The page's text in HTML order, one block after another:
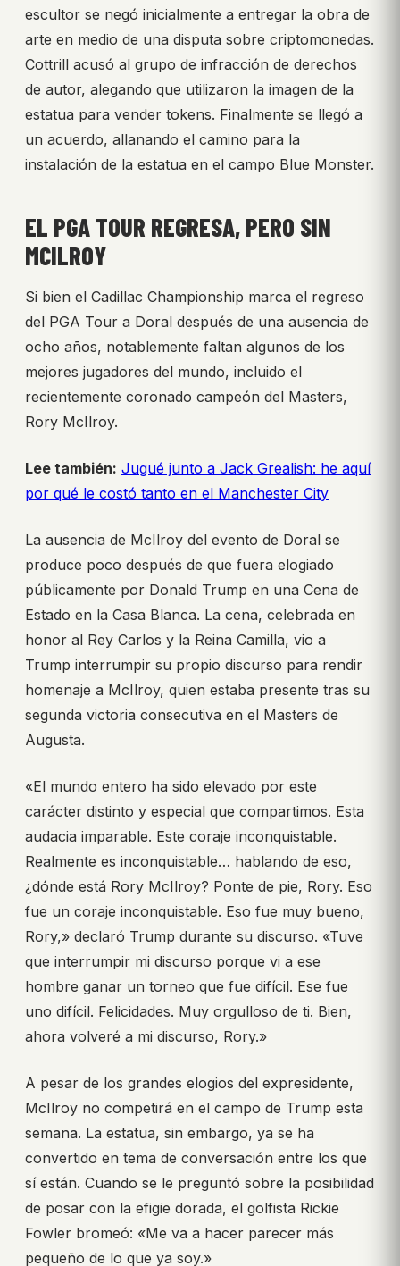
escultor se negó inicialmente a entregar la obra de
arte en medio de una disputa sobre criptomonedas.
Cottrill acusó al grupo de infracción de derechos
de autor, alegando que utilizaron la imagen de la
estatua para vender tokens. Finalmente se llegó a
un acuerdo, allanando el camino para la
instalación de la estatua en el campo Blue Monster.
EL PGA TOUR REGRESA, PERO SIN
MCILROY
Si bien el Cadillac Championship marca el regreso
del PGA Tour a Doral después de una ausencia de
ocho años, notablemente faltan algunos de los
mejores jugadores del mundo, incluido el
recientemente coronado campeón del Masters,
Rory McIlroy.
Lee también: Jugué junto a Jack Grealish: he aquí
por qué le costó tanto en el Manchester City
La ausencia de McIlroy del evento de Doral se
produce poco después de que fuera elogiado
públicamente por Donald Trump en una Cena de
Estado en la Casa Blanca. La cena, celebrada en
honor al Rey Carlos y la Reina Camilla, vio a
Trump interrumpir su propio discurso para rendir
homenaje a McIlroy, quien estaba presente tras su
segunda victoria consecutiva en el Masters de
Augusta.
«El mundo entero ha sido elevado por este
carácter distinto y especial que compartimos. Esta
audacia imparable. Este coraje inconquistable.
Realmente es inconquistable… hablando de eso,
¿dónde está Rory McIlroy? Ponte de pie, Rory. Eso
fue un coraje inconquistable. Eso fue muy bueno,
Rory,» declaró Trump durante su discurso. «Tuve
que interrumpir mi discurso porque vi a ese
hombre ganar un torneo que fue difícil. Ese fue
uno difícil. Felicidades. Muy orgulloso de ti. Bien,
ahora volveré a mi discurso, Rory.»
A pesar de los grandes elogios del expresidente,
McIlroy no competirá en el campo de Trump esta
semana. La estatua, sin embargo, ya se ha
convertido en tema de conversación entre los que
sí están. Cuando se le preguntó sobre la posibilidad
de posar con la efigie dorada, el golfista Rickie
Fowler bromeó: «Me va a hacer parecer más
pequeño de lo que ya soy.»